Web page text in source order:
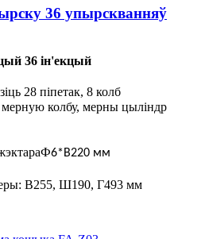
36 упырскванняў
36 ін'екцый
28 піпетак, 8 колб
колбу, мерны цыліндр
Ф6*В220 мм
В255, Ш190, Г493 мм